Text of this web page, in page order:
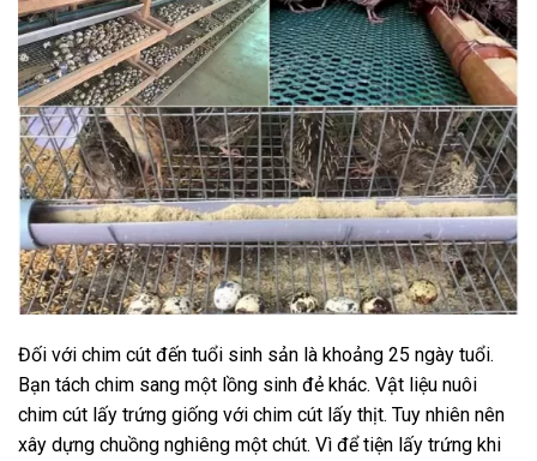
Đối với chim cút đến tuổi sinh sản là khoảng 25 ngày tuổi.
Bạn tách chim sang một lồng sinh đẻ khác. Vật liệu nuôi
chim cút lấy trứng giống với chim cút lấy thịt. Tuy nhiên nên
xây dựng chuồng nghiêng một chút. Vì để tiện lấy trứng khi